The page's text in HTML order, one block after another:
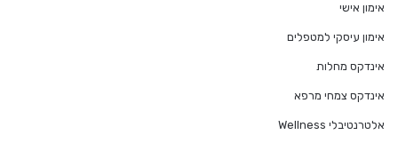
אימון אישי
אימון עיסקי למטפלים
אינדקס מחלות
אינדקס צמחי מרפא
אלטרנטיבלי Wellness